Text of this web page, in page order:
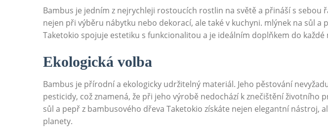
Bambus je jedním ⁣z nejrychleji rostoucích⁤ rostlin na​ světě a‍ přináší s sebou
nejen při výběru ⁢nábytku ⁤nebo dekorací, ale také v kuchyni. mlýnek ⁣na sůl a
Taketokio spojuje estetiku s ⁤funkcionalitou a je ideálním doplňkem do každé
Ekologická volba
Bambus‍ je přírodní a ekologicky udržitelný ⁣materiál. Jeho pěstování
pesticidy, což znamená, že při jeho výrobě nedochází⁣ k⁤ znečištění‍ životního⁣
sůl a​ pepř⁣ z bambusového dřeva Taketokio získáte nejen elegantní ‍nástroj,
‍planety.